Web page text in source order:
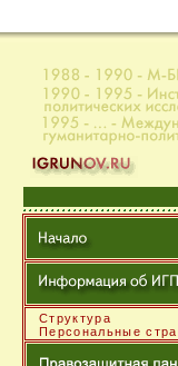
Структура
Персональные